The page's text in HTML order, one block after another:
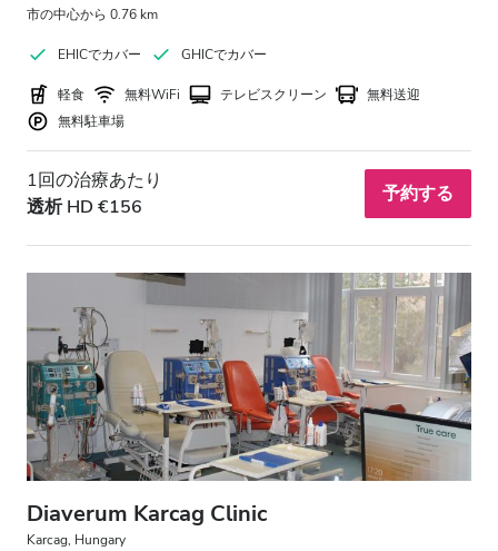
市の中心から 0.76 km
EHICでカバー GHICでカバー
軽食 無料WiFi テレビスクリーン
無料送迎
無料駐車場
1回の治療あたり
透析 HD €156
予約する
Diaverum Karcag Clinic
Karcag, Hungary